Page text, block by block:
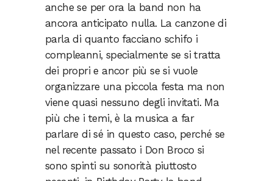
anche se per ora la band non ha
ancora anticipato nulla. La canzone di
parla di quanto facciano schifo i
compleanni, specialmente se si tratta
dei propri e ancor più se si vuole
organizzare una piccola festa ma non
viene quasi nessuno degli invitati. Ma
più che i temi, è la musica a far
parlare di sé in questo caso, perché se
nel recente passato i Don Broco si
sono spinti su sonorità piuttosto